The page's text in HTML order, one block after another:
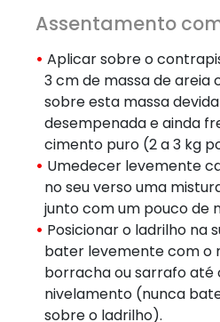
Assentamento
Aplicar sobre o
3 cm de massa de areia
sobre esta massa
desempenada e ainda
cimento puro (2 a 3 kg
Umedecer levemente
no seu verso uma
junto com um pouco de
Posicionar o ladrilho na
bater levemente com o
borracha ou sarrafo até
nivelamento (nunca
sobre o ladrilho).